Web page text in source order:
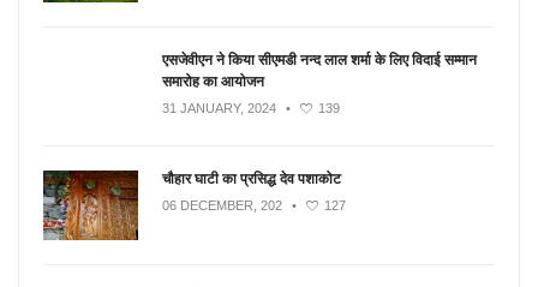
एसजेवीएन ने किया सीएमडी नन्‍द लाल शर्मा के लिए विदाई सम्मान
समारोह का आयोजन
31 JANUARY, 2024 • 139
चौहार घाटी का प्रसिद्ध देव पशाकोट
06 DECEMBER, 202 • 127